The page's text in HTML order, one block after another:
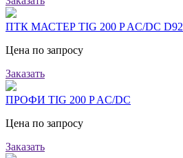
ПТК МАСТЕР TIG 200 P AC/DC D92
Цена по запросу
Заказать
ПРОФИ TIG 200 P AC/DC
Цена по запросу
Заказать